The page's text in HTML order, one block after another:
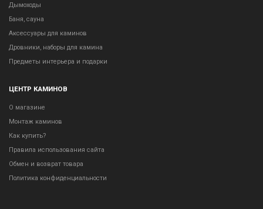
Дымоходы
Баня, сауна
Аксессуары для каминов
Дровники, наборы для камина
Предметы интерьера и подарки
ЦЕНТР КАМИНОВ
О магазине
Монтаж каминов
Как купить?
Правила использования сайта
Обмен и возврат товара
Политика конфиденциальности